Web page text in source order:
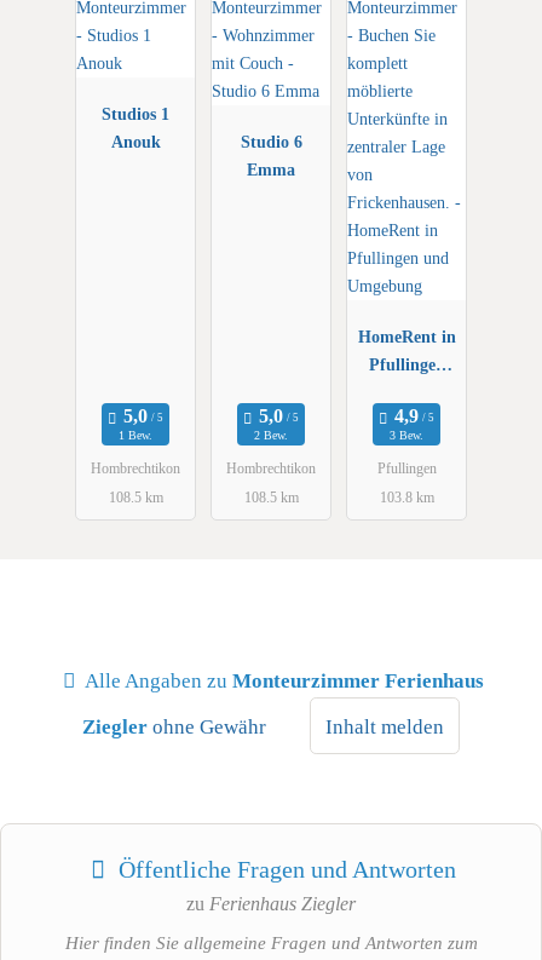
Studios 1
Anouk
1 Bew.
Hombrechtikon
108.5 km
Studio 6
Emma
2 Bew.
Hombrechtikon
108.5 km
HomeRent in
Pfullingen
Umgebung
3 Bew.
Pfullingen
103.8 km
Alle Angaben zu Monteurzimmer Ferienhaus
Ziegler ohne Gewähr Inhalt melden
Öffentliche Fragen und Antworten
zu Ferienhaus Ziegler
Hier finden Sie allgemeine Fragen und Antworten zum